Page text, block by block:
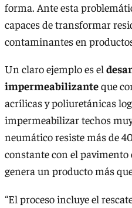
forma. Ante esta
capaces de transformar
contaminantes en
Un claro ejemplo es el
impermeabilizanteque
acrílicas y poliuretánicas
impermeabilizar techos
neumático resiste más de
constante con el
genera un producto más
“El proceso incluye el